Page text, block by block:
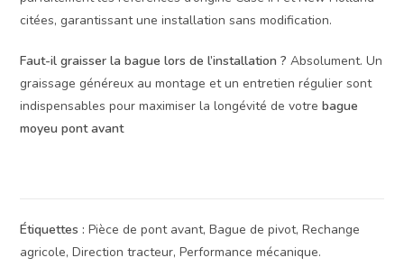
citées, garantissant une installation sans modification.
Faut-il graisser la bague lors de l’installation ? Absolument. Un
graissage généreux au montage et un entretien régulier sont
indispensables pour maximiser la longévité de votrebague
moyeu pont avant
Étiquettes : Pièce de pont avant, Bague de pivot, Rechange
agricole, Direction tracteur, Performance mécanique.